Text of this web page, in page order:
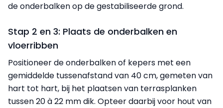
de onderbalken op de gestabiliseerde grond.
Stap 2 en 3: Plaats de onderbalken en
vloerribben
Positioneer de onderbalken of kepers met een
gemiddelde tussenafstand van 40 cm, gemeten van
hart tot hart, bij het plaatsen van terrasplanken
tussen 20 à 22 mm dik. Opteer daarbij voor hout van